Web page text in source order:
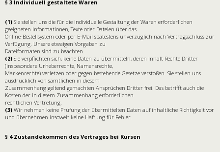
§ 3 Individuell gestaltete Waren
(1) Sie stellen uns die für die individuelle Gestaltung der Waren erforderlichen
geeigneten Informationen, Texte oder Dateien über das
Online-Bestellsystem oder per E-Mail spätestens unverzüglich nach Vertragsschluss zur
Verfügung. Unsere etwaigen Vorgaben zu
Dateiformaten sind zu beachten.
(2) Sie verpflichten sich, keine Daten zu übermitteln, deren Inhalt Rechte Dritter
(insbesondere Urheberrechte, Namensrechte,
Markenrechte) verletzen oder gegen bestehende Gesetze verstoßen. Sie stellen uns
ausdrücklich von sämtlichen in diesem
Zusammenhang geltend gemachten Ansprüchen Dritter frei. Das betrifft auch die
Kosten der in diesem Zusammenhang erforderlichen
rechtlichen Vertretung.
(3) Wir nehmen keine Prüfung der übermittelten Daten auf inhaltliche Richtigkeit vor
und übernehmen insoweit keine Haftung für Fehler.
§ 4 Zustandekommen des Vertrages bei Kursen